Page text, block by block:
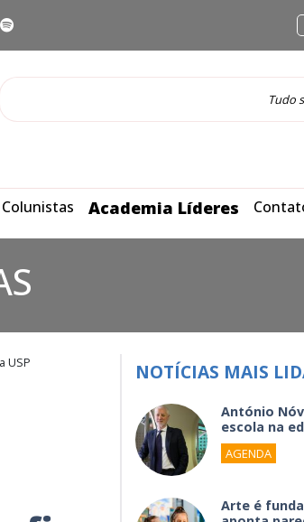
Colunistas Academia Líderes
USP NOTÍCIAS MAIS
António
escola na
AGENDA
Arte é